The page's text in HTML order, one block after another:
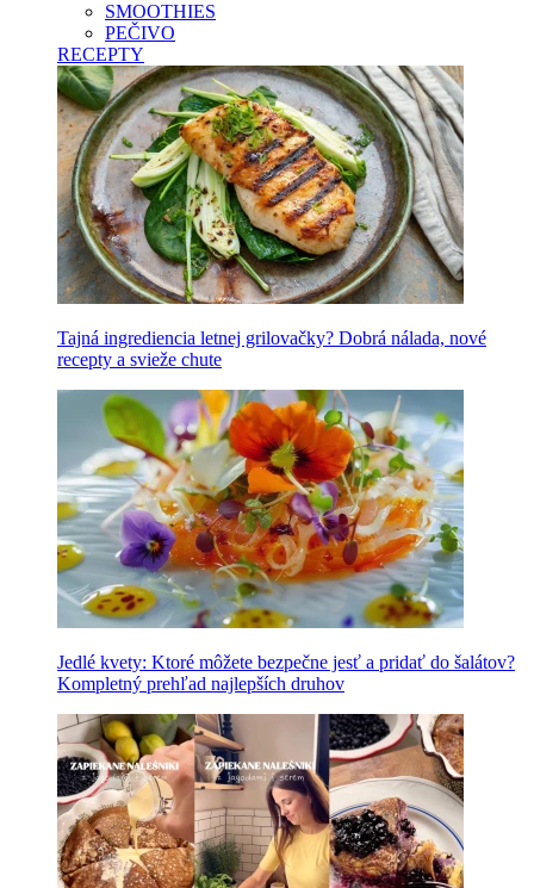
SMOOTHIES
PEČIVO
RECEPTY
Tajná ingrediencia letnej grilovačky? Dobrá nálada, nové
recepty a svieže chute
Jedlé kvety: Ktoré môžete bezpečne jesť a pridať do šalátov?
Kompletný prehľad najlepších druhov